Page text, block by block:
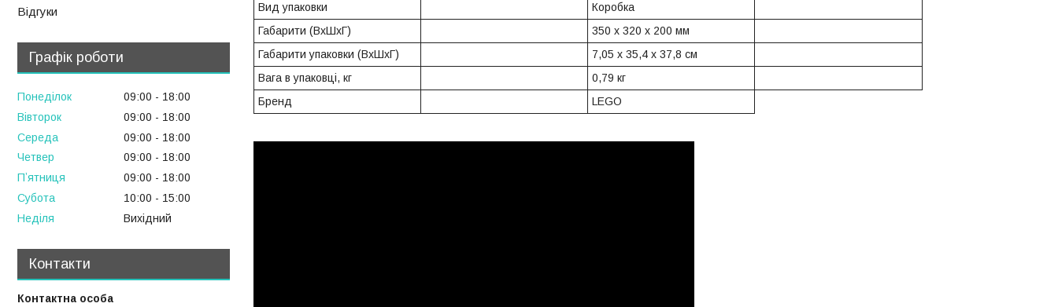
Вид упаковки
Коробка
Габарити (ВхШхГ)
350 х 320 х 200 мм
Габарити упаковки (ВхШхГ)
7,05 х 35,4 х 37,8 см
Вага в упаковці, кг
0,79 кг
Бренд
LEGO
Відгуки
Графік роботи
Понеділок 09:00
18:00
Вівторок
09:00
18:00
Середа
09:00
18:00
Четвер
09:00
18:00
Пʼятниця
09:00
18:00
Субота
10:00
15:00
Неділя
Вихідний
Контакти